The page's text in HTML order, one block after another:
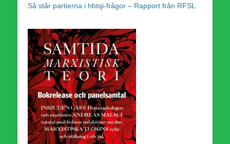
Så står partierna i hbtqi-frågor – Rapport från RFSL